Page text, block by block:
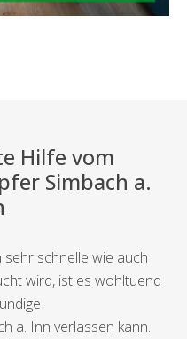
Hilfe vom
Simbach a.
schnelle wie auch
wird, ist es wohltuend
a. Inn verlassen kann.